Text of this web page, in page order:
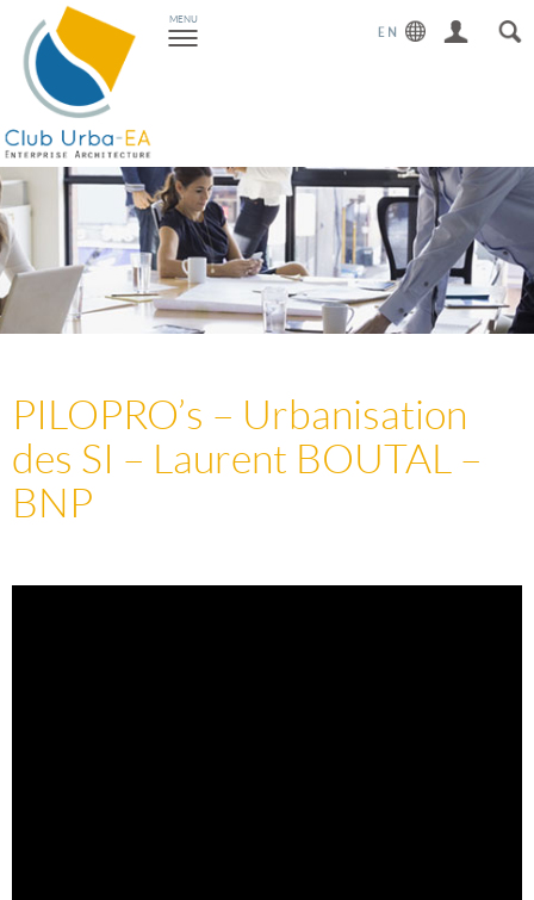
Toggle
navigation
MENU
PILOPRO’s – Urbanisation
des SI – Laurent BOUTAL –
BNP